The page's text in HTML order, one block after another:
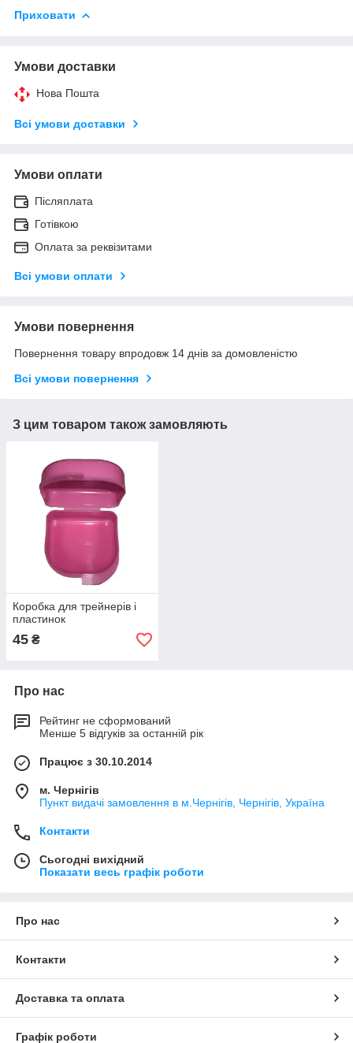
Приховати
Умови доставки
Нова Пошта
Всі умови доставки
Умови оплати
Післяплата
Готівкою
Оплата за реквізитами
Всі умови оплати
Умови повернення
Повернення товару впродовж 14 днів за домовленістю
Всі умови повернення
З цим товаром також замовляють
Коробка для трейнерів і
пластинок
45 ₴
Про нас
Рейтинг не сформований
Менше 5 відгуків за останній рік
Працює з 30.10.2014
м. Чернігів
Пункт видачі замовлення в м.Чернігів, Чернігів, Україна
Контакти
Сьогодні вихідний
Показати весь графік роботи
Про нас
Контакти
Доставка та оплата
Графік роботи